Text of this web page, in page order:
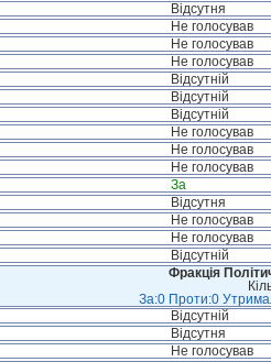
Відсутня
Не голосував
Не голосував
Не голосував
Відсутній
Відсутній
Відсутній
Не голосував
Не голосував
Не голосував
За
Відсутня
Не голосував
Не голосував
Відсутній
Фракція
За:0 Проти:0
Відсутній
Відсутня
Не голосував